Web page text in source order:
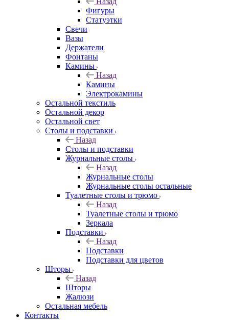
Фигуры
Статуэтки
Свечи
Вазы
Держатели
Фонтаны
Камины
Назад
Камины
Электрокамины
Остальной текстиль
Остальной декор
Остальной свет
Столы и подставки
Назад
Столы и подставки
Журнальные столы
Назад
Журнальные столы
Журнальные столы остальные
Туалетные столы и трюмо
Назад
Туалетные столы и трюмо
Зеркала
Подставки
Назад
Подставки
Подставки для цветов
Шторы
Назад
Шторы
Жалюзи
Остальная мебель
Контакты